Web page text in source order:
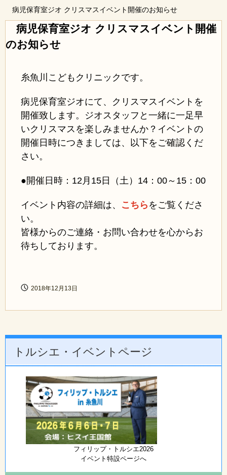
病児保育室ジオ クリスマスイベント開催のお知らせ
病児保育室ジオ クリスマスイベント開催
のお知らせ
糸魚川こどもクリニックです。
病児保育室ジオにて、クリスマスイベントを
開催致します。 ジオスタッフと一緒に一足早
いクリスマスを楽しみませんか？ イベントの
開催日時につきましては、以下をご確認くだ
さい。
●開催日時：12月15日（土）14：00～15：00
イベント内容の詳細は、 こちら をご覧くださ
い。
皆様からのご連絡・お問い合わせを心からお
待ちしております。
2018年12月13日
トルシエ・イベントページ
フィリップ・トルシエ2026
イベント特設ページへ